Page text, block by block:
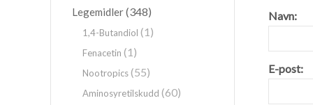
Navn:
E-post:
Legemidler(348)
1,4-Butandiol (1)
Fenacetin (1)
Nootropics(55)
Aminosyretilskudd (60)